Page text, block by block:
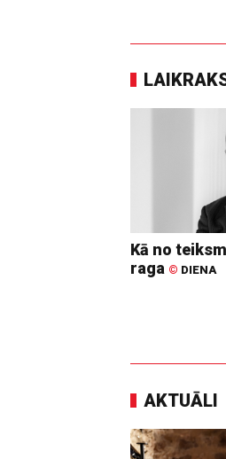
Kā no
raga © DIENA
AKTUĀLI